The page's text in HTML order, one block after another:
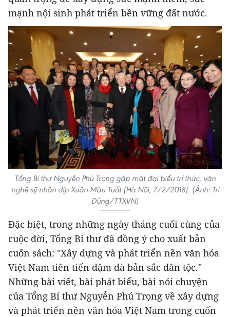
mạnh nội sinh phát triển bền vững đất nước.
Tổng Bí thư Nguyễn Phú Trọng gặp mặt đại biểu trí thức, văn
nghệ sỹ nhân dịp Xuân Mậu Tuất (Hà Nội, 7/2/2018). (Ảnh: Trí
Dũng/TTXVN)
Đặc biệt, trong những ngày tháng cuối cùng của
cuộc đời, Tổng Bí thư đã đồng ý cho xuất bản
cuốn sách: "Xây dựng và phát triển nền văn hóa
Việt Nam tiên tiến đậm đà bản sắc dân tộc."
Những bài viết, bài phát biểu, bài nói chuyện
của Tổng Bí thư Nguyễn Phú Trọng về xây dựng
và phát triển nền văn hóa Việt Nam trong cuốn